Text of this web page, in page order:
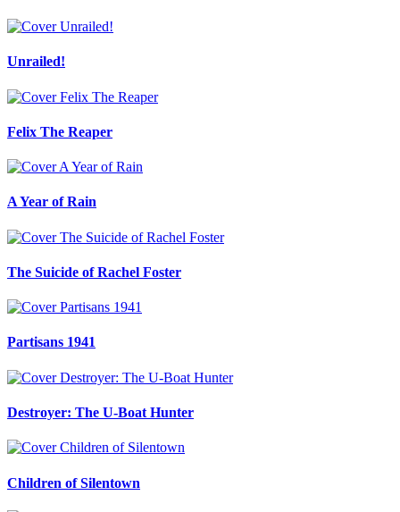
Unrailed!
Felix The Reaper
A Year of Rain
The Suicide of Rachel Foster
Partisans 1941
Destroyer: The U-Boat Hunter
Children of Silentown